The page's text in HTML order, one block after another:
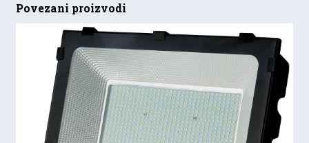
Povezani proizvodi